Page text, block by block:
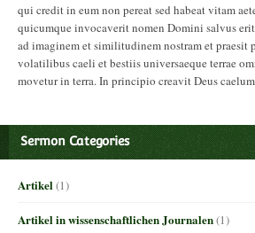
qui credit in eum non pereat sed habeat vitam
quicumque invocaverit nomen Domini salvus
ad imaginem et similitudinem nostram et praesit
volatilibus caeli et bestiis universaeque terrae
movetur in terra. In principio creavit Deus
Sermon Categories
Artikel(1)
Artikel in wissenschaftlichen Journalen(1)